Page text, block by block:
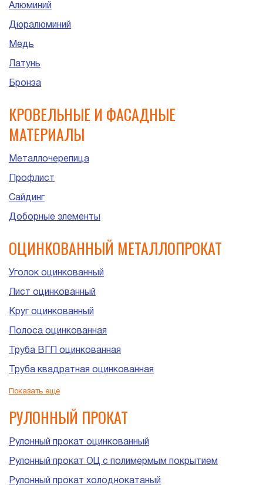
Алюминий
Дюралюминий
Медь
Латунь
Бронза
КРОВЕЛЬНЫЕ И ФАСАДНЫЕ
МАТЕРИАЛЫ
Металлочерепица
Профлист
Сайдинг
Доборные элементы
ОЦИНКОВАННЫЙ МЕТАЛЛОПРОКАТ
Уголок оцинкованный
Лист оцинкованный
Круг оцинкованный
Полоса оцинкованная
Труба ВГП оцинкованная
Труба квадратная оцинкованная
Труба прямоугольная оцинкованная
Труба ЭСВ оцинкованная
Показать еще
РУЛОННЫЙ ПРОКАТ
Рулонный прокат оцинкованный
Рулонный прокат ОЦ с полимермым покрытием
Рулонный прокат холоднокатаный